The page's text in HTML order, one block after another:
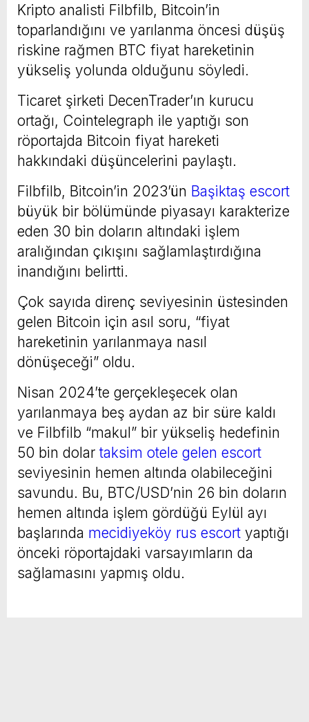
Kripto analisti Filbfilb, Bitcoin’in
toparlandığını ve yarılanma öncesi düşüş
riskine rağmen BTC fiyat hareketinin
yükseliş yolunda olduğunu söyledi.
Ticaret şirketi DecenTrader’ın kurucu
ortağı, Cointelegraph ile yaptığı son
röportajda Bitcoin fiyat hareketi
hakkındaki düşüncelerini paylaştı.
Filbfilb, Bitcoin’in 2023’ün Başiktaş escort
büyük bir bölümünde piyasayı karakterize
eden 30 bin doların altındaki işlem
aralığından çıkışını sağlamlaştırdığına
inandığını belirtti.
Çok sayıda direnç seviyesinin üstesinden
gelen Bitcoin için asıl soru, “fiyat
hareketinin yarılanmaya nasıl
dönüşeceği” oldu.
Nisan 2024’te gerçekleşecek olan
yarılanmaya beş aydan az bir süre kaldı
ve Filbfilb “makul” bir yükseliş hedefinin
50 bin dolar taksim otele gelen escort
seviyesinin hemen altında olabileceğini
savundu. Bu, BTC/USD’nin 26 bin doların
hemen altında işlem gördüğü Eylül ayı
başlarında mecidiyeköy rus escort yaptığı
önceki röportajdaki varsayımların da
sağlamasını yapmış oldu.